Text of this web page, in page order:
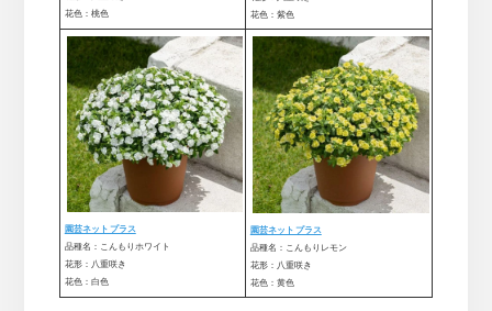
花色：桃色
花色：紫色
園芸ネット プラス
品種名：こんもりホワイト
花形：八重咲き
花色：白色
園芸ネット プラス
品種名：こんもりレモン
花形：八重咲き
花色：黄色